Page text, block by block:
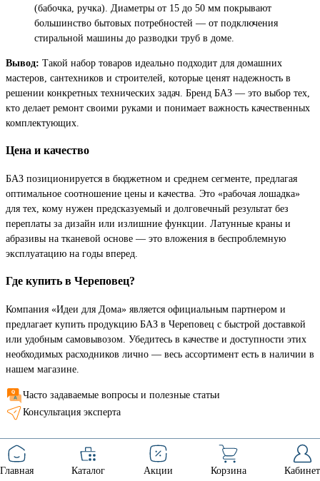
(бабочка, ручка). Диаметры от 15 до 50 мм покрывают
большинство бытовых потребностей — от подключения
стиральной машины до разводки труб в доме.
Вывод: Такой набор товаров идеально подходит для домашних
мастеров, сантехников и строителей, которые ценят надежность в
решении конкретных технических задач. Бренд БАЗ — это выбор тех,
кто делает ремонт своими руками и понимает важность качественных
комплектующих.
Цена и качество
БАЗ позиционируется в бюджетном и среднем сегменте, предлагая
оптимальное соотношение цены и качества. Это «рабочая лошадка»
для тех, кому нужен предсказуемый и долговечный результат без
переплаты за дизайн или излишние функции. Латунные краны и
абразивы на тканевой основе — это вложения в беспроблемную
эксплуатацию на годы вперед.
Где купить в Череповец?
Компания «Идеи для Дома» является официальным партнером и
предлагает купить продукцию БАЗ в Череповец с быстрой доставкой
или удобным самовывозом. Убедитесь в качестве и доступности этих
необходимых расходников лично — весь ассортимент есть в наличии в
нашем магазине.
Часто задаваемые вопросы и полезные статьи
Консультация эксперта
Главная Каталог Акции Корзина Кабинет